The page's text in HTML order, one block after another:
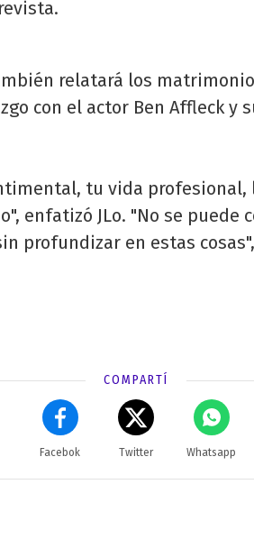
relatará los
con el actor Ben Affleck y
tu vida profesional,
enfatizó JLo. "No se puede
profundizar en estas
COMPARTÍ
Facebok Twitter Whatsapp